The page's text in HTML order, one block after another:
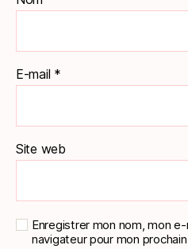
E-mail *
Site web
Enregistrer mon nom, mon
navigateur pour mon